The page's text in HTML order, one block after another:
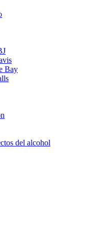
Bay
del alcohol